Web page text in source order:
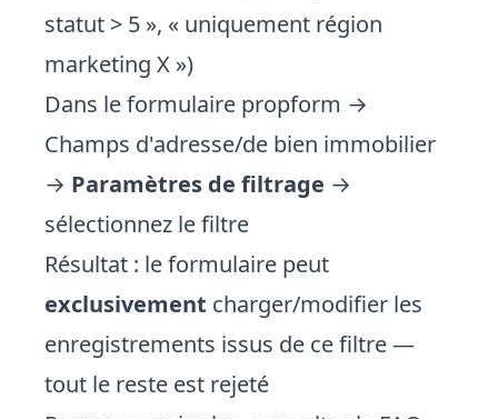
statut > 5 », « uniquement région
marketing X »)
Dans le formulaire propform →
Champs d'adresse/de bien immobilier
→ Paramètres de filtrage →
sélectionnez le filtre
Résultat : le formulaire peut
exclusivement charger/modifier les
enregistrements issus de ce filtre —
tout le reste est rejeté